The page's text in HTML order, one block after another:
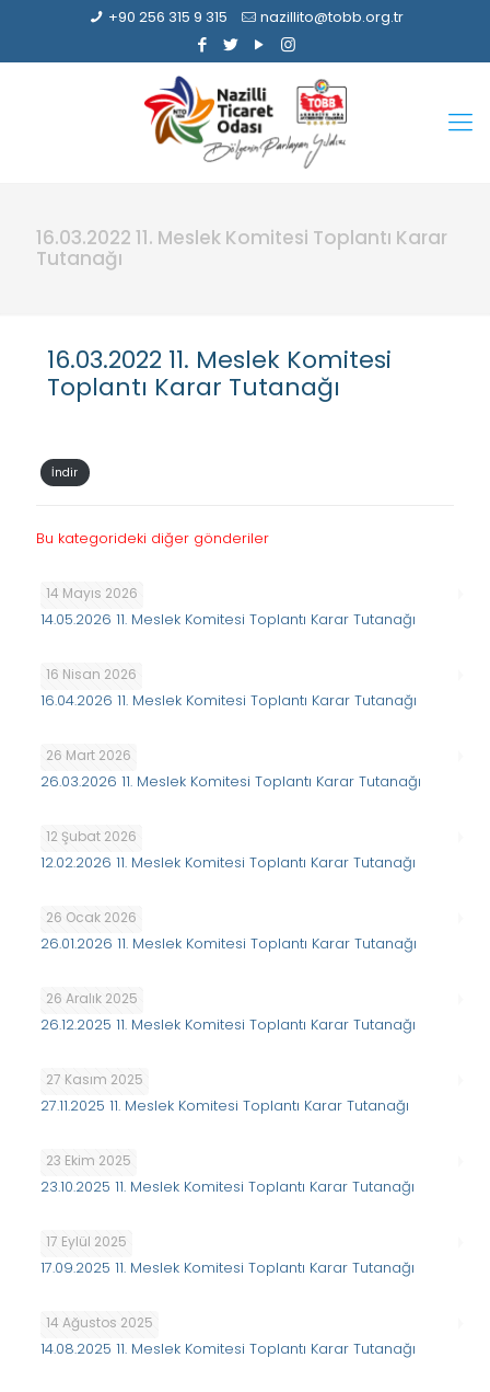
+90 256 315 9 315 nazillito@tobb.org.tr
16.03.2022 11. Meslek Komitesi Toplantı Karar
Tutanağı
16.03.2022 11. Meslek Komitesi
Toplantı Karar Tutanağı
İndir
Bu kategorideki diğer gönderiler
14 Mayıs 2026
14.05.2026 11. Meslek Komitesi Toplantı Karar Tutanağı
16 Nisan 2026
16.04.2026 11. Meslek Komitesi Toplantı Karar Tutanağı
26 Mart 2026
26.03.2026 11. Meslek Komitesi Toplantı Karar Tutanağı
12 Şubat 2026
12.02.2026 11. Meslek Komitesi Toplantı Karar Tutanağı
26 Ocak 2026
26.01.2026 11. Meslek Komitesi Toplantı Karar Tutanağı
26 Aralık 2025
26.12.2025 11. Meslek Komitesi Toplantı Karar Tutanağı
27 Kasım 2025
27.11.2025 11. Meslek Komitesi Toplantı Karar Tutanağı
23 Ekim 2025
23.10.2025 11. Meslek Komitesi Toplantı Karar Tutanağı
17 Eylül 2025
17.09.2025 11. Meslek Komitesi Toplantı Karar Tutanağı
14 Ağustos 2025
14.08.2025 11. Meslek Komitesi Toplantı Karar Tutanağı